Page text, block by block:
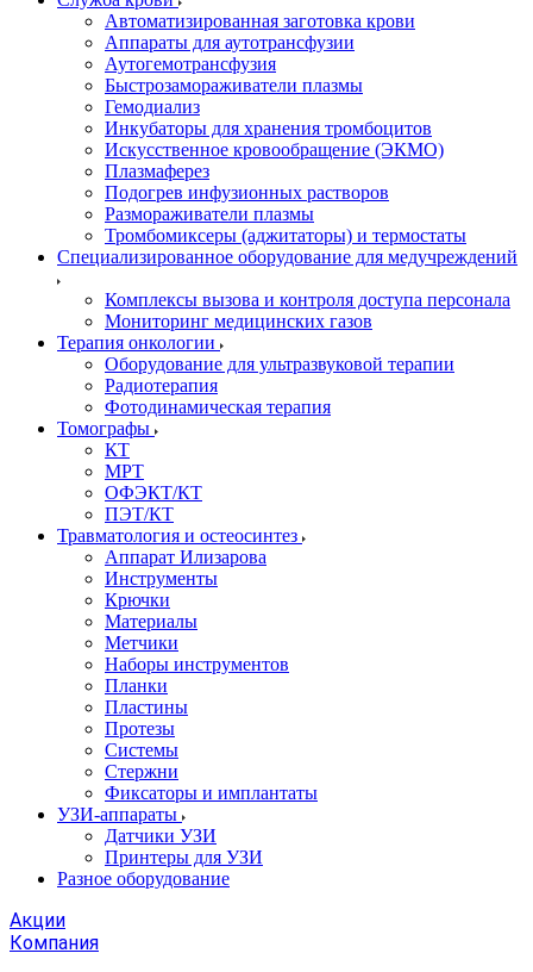
Автоматизированная заготовка крови
Аппараты для аутотрансфузии
Аутогемотрансфузия
Быстрозамораживатели плазмы
Гемодиализ
Инкубаторы для хранения тромбоцитов
Искусственное кровообращение (ЭКМО)
Плазмаферез
Подогрев инфузионных растворов
Размораживатели плазмы
Тромбомиксеры (аджитаторы) и термостаты
Специализированное оборудование для медучреждений
Комплексы вызова и контроля доступа персонала
Мониторинг медицинских газов
Терапия онкологии
Оборудование для ультразвуковой терапии
Радиотерапия
Фотодинамическая терапия
Томографы
КТ
МРТ
ОФЭКТ/КТ
ПЭТ/КТ
Травматология и остеосинтез
Аппарат Илизарова
Инструменты
Крючки
Материалы
Метчики
Наборы инструментов
Планки
Пластины
Протезы
Системы
Стержни
Фиксаторы и имплантаты
УЗИ-аппараты
Датчики УЗИ
Принтеры для УЗИ
Разное оборудование
Акции
Компания